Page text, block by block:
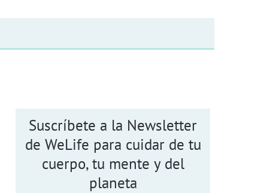
Suscríbete a la Newsletter
de WeLife para cuidar de tu
cuerpo, tu mente y del
planeta